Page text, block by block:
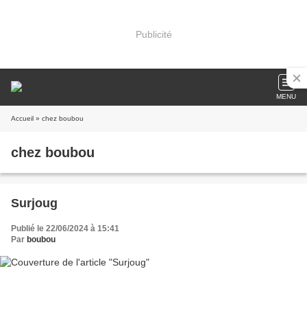
Publicité
MENU
Accueil » chez boubou
chez boubou
Surjoug
Publié le 22/06/2024 à 15:41
Par boubou